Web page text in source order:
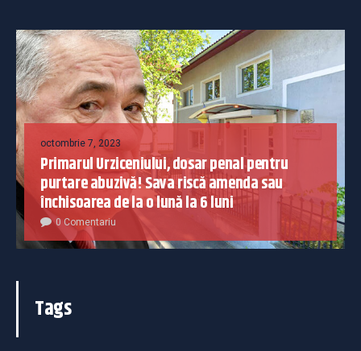
octombrie 7, 2023
Primarul Urziceniului, dosar penal pentru
purtare abuzivă! Sava riscă amenda sau
închisoarea de la o lună la 6 luni
0 Comentariu
Tags